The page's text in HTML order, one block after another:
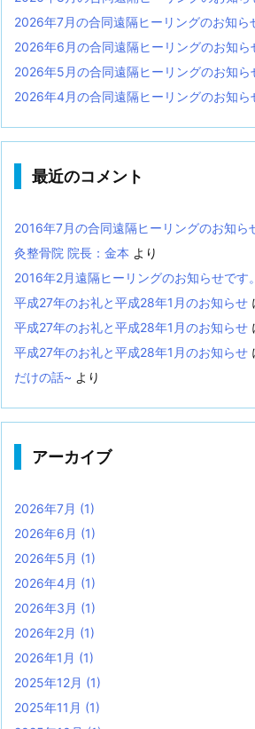
2026年7月の合同遠隔ヒーリングのお知ら
2026年6月の合同遠隔ヒーリングのお知ら
2026年5月の合同遠隔ヒーリングのお知ら
2026年4月の合同遠隔ヒーリングのお知ら
最近のコメント
2016年7月の合同遠隔ヒーリングのお知ら
灸整骨院 院長：金本 より
2016年2月遠隔ヒーリングのお知らせです。
平成27年のお礼と平成28年1月のお知らせ
平成27年のお礼と平成28年1月のお知らせ
平成27年のお礼と平成28年1月のお知らせ
だけの話~ より
アーカイブ
2026年7月 (1)
2026年6月 (1)
2026年5月 (1)
2026年4月 (1)
2026年3月 (1)
2026年2月 (1)
2026年1月 (1)
2025年12月 (1)
2025年11月 (1)